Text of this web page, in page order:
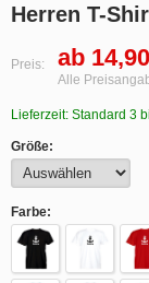
Herren T-
Preis: ab
Alle
Lieferzeit: Standard 3
Größe:
Farbe: